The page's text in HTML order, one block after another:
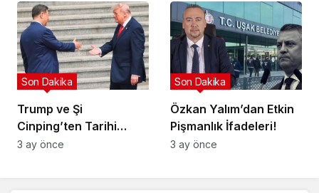
Trump ve Şi
Cinping’ten Tarihi
Ortaklık Mesajı
Son Dakika
3 ay önce
Özkan Yalım’dan Etkin
Pişmanlık İfadeleri!
Son Dakika
3 ay önce